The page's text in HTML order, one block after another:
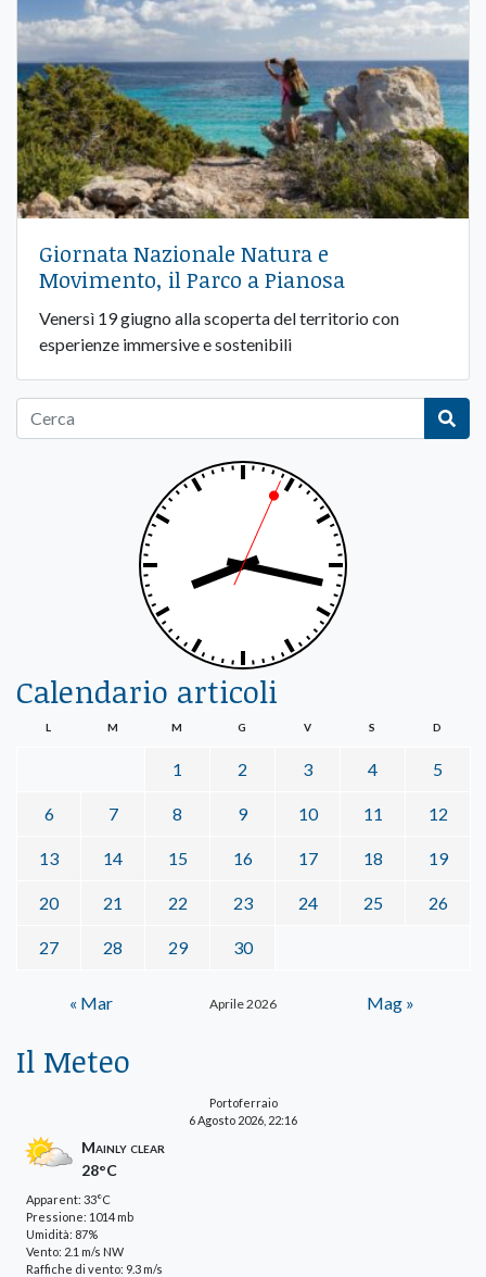
Giornata Nazionale Natura e
Movimento, il Parco a Pianosa
Venersì 19 giugno alla scoperta del territorio con
esperienze immersive e sostenibili
Calendario articoli
Aprile 2026
L M M G V S D
1 2 3 4 5
6 7 8 9 10 11 12
13 14 15 16 17 18 19
20 21 22 23 24 25 26
27 28 29 30
« Mar Mag »
Il Meteo
Portoferraio
6 Agosto 2026, 22:16
Mainly clear
28°C
Apparent: 33°C
Pressione: 1014 mb
Umidità: 87%
Vento: 2.1 m/s NW
Raffiche di vento: 9.3 m/s